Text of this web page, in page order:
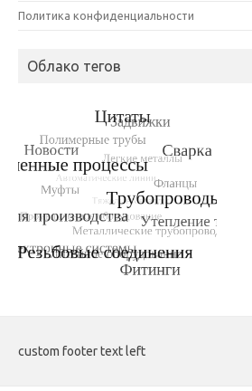
Политика конфиденциальности
Облако тегов
custom footer text left